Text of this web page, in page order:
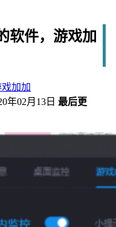
软件，游戏加
年02月13日 最后更